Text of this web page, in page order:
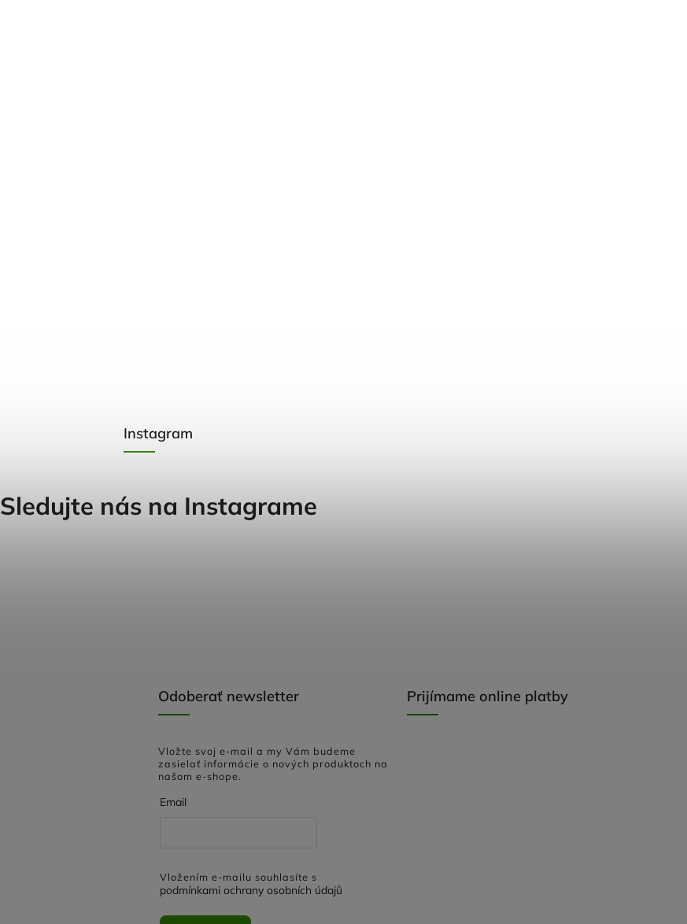
Odoberať newsletter
Vložte svoj e-mail a my Vám budeme
zasielať informácie o nových produktoch na
našom e-shope.
Email
Vložením e-mailu souhlasíte s
podmínkami ochrany osobních údajů
Prijímame online platby
Instagram
Sledujte nás na Instagrame